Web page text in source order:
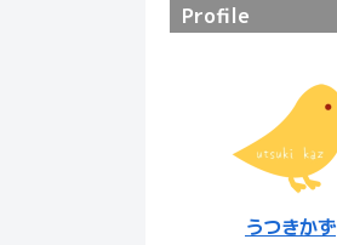
Profile
うつきかず